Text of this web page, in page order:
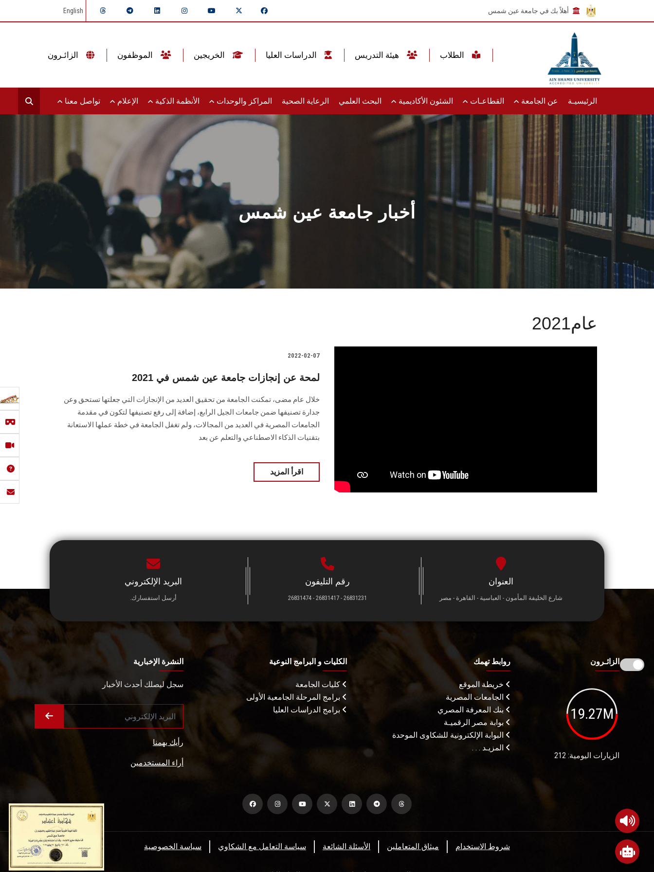
أهلاً بك في جامعة عين شمس English
الرئيسيـة عن الجامعة القطاعـات الشئون الأكاديمية البحث العلمي الرعاية الصحية المراكز والوحدات الأنظمة الذكية الإعلام تواصل معنا
أخبار جامعة عين شمس
عام2021
2022-02-07
لمحة عن إنجازات جامعة عين شمس في 2021
خلال عام مضى، تمكنت الجامعة من تحقيق العديد من الإنجازات التي جعلتها تستحق وعن
جدارة تصنيفها ضمن جامعات الجيل الرابع، إضافة إلى رفع تصنيفها لتكون في مقدمة
الجامعات المصرية في العديد من المجالات، ولم تغفل الجامعة في خطة عملها الاستعانة
بتقنيات الذكاء الاصطناعي والتعلم عن بعد
اقرأ المزيد
العنوان
شارع الخليفة المأمون - العباسية - القاهرة - مصر
رقم التليفون
26831231 - 26831417 - 26831474
البريد الإلكتروني
أرسل استفسارك.
الزائـرون
19.27M
الزيارات اليومية: 212
روابط تهمك
خريطة الموقع
الجامعات المصرية
بنك المعرفة المصري
بوابة مصر الرقميـة
البوابة الإلكترونية للشكاوى الموحدة
المزيـد . . .
الكليات و البرامج النوعية
كليات الجامعة
برامج المرحلة الجامعية الأولى
برامج الدراسات العليا
النشرة الإخبارية
سجل ليصلك أحدث الأخبار
رأيك يهمنا
أراء المستخدمين
سياسة الخصوصية سياسة التعامل مع الشكاوي الأسئلة الشائعة ميثاق المتعاملين شروط الاستخدام